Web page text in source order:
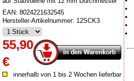
EAN: 8024221632545
Hersteller-Artikelnummer: 12SCK3
55,90
€
innerhalb von 1 bis 2 Wochen lieferbar